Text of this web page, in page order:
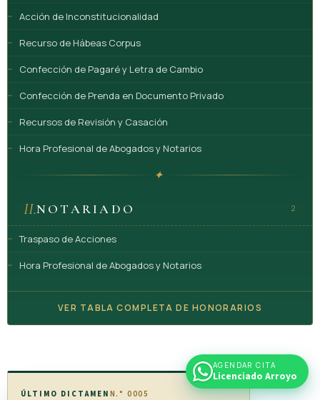
Acción de Inconstitucionalidad
Recurso de Hábeas Corpus
Confección de Pagaré y Letra de Cambio
Confección de Prenda en Documento Privado
Recursos de Revisión y Casación
Hora Profesional de Abogados y Notarios
✦
II.NOTARIADO 2
Traspaso de Acciones
Hora Profesional de Abogados y Notarios
VER TABLA COMPLETA DE HONORARIOS
ÚLTIMO DICTAMEN N.° 0005
AGENDAR CITA
Licenciado Arroyo